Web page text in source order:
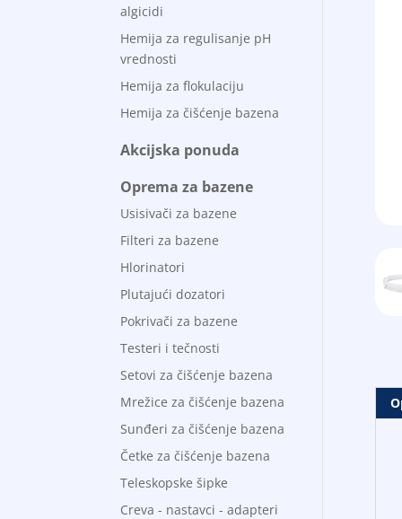
algicidi
Hemija za regulisanje pH
vrednosti
Hemija za flokulaciju
Hemija za čišćenje bazena
Akcijska ponuda
Oprema za bazene
Usisivači za bazene
Filteri za bazene
Hlorinatori
Plutajući dozatori
Pokrivači za bazene
Testeri i tečnosti
Setovi za čišćenje bazena
Mrežice za čišćenje bazena
Sunđeri za čišćenje bazena
Četke za čišćenje bazena
Teleskopske šipke
Creva - nastavci - adapteri